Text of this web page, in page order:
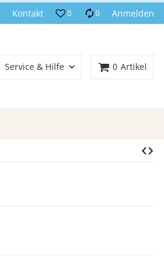
Kontakt 0 0 Anmelden
Service & Hilfe 0 Artikel